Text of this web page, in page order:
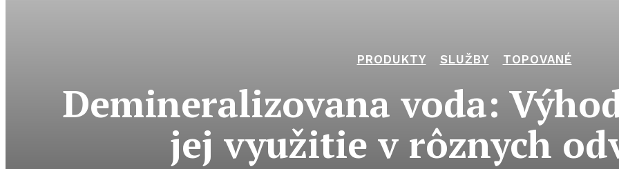
PRODUKTY SLUŽBY TOPOVANÉ
Demineralizovana voda:
jej využitie v rôznych